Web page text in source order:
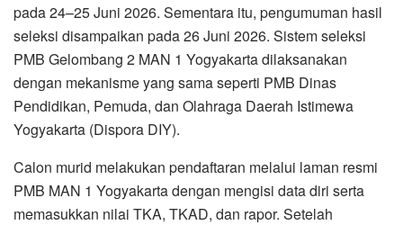
pada 24–25 Juni 2026. Sementara itu, pengumuman hasil
seleksi disampaikan pada 26 Juni 2026. Sistem seleksi
PMB Gelombang 2 MAN 1 Yogyakarta dilaksanakan
dengan mekanisme yang sama seperti PMB Dinas
Pendidikan, Pemuda, dan Olahraga Daerah Istimewa
Yogyakarta (Dispora DIY).
Calon murid melakukan pendaftaran melalui laman resmi
PMB MAN 1 Yogyakarta dengan mengisi data diri serta
memasukkan nilai TKA, TKAD, dan rapor. Setelah